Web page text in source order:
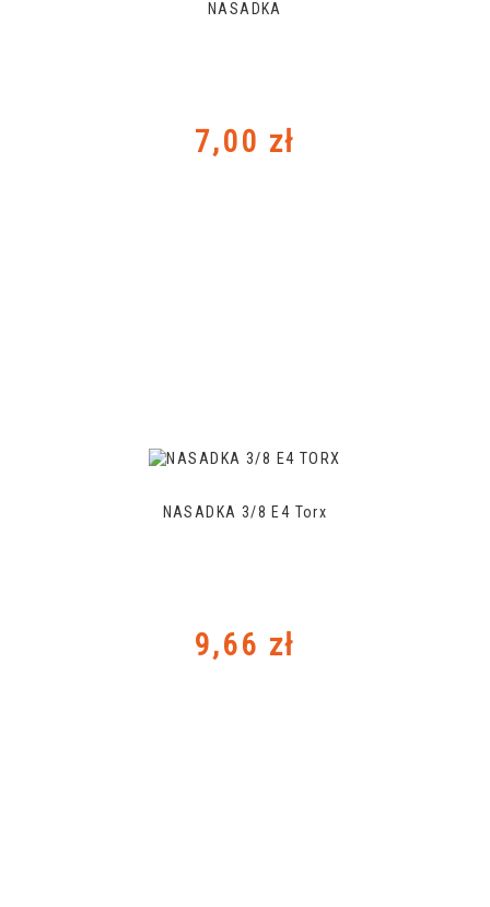
NASADKA
Cena
7,00 zł
NASADKA 3/8 E4 Torx
Cena
9,66 zł